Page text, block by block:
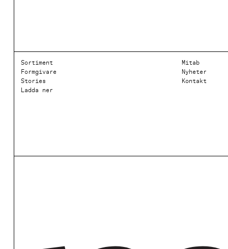
Sortiment
Formgivare
Stories
Ladda ner
Mitab
Nyheter
Kontakt